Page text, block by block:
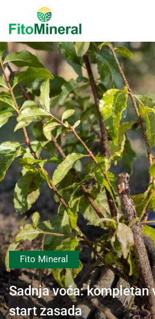
Fito Mineral
Sadnja voća: kompletan
start zasada